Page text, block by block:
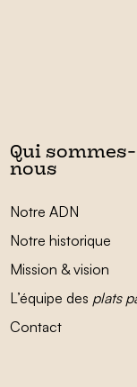
Qui sommes-
nous
Notre ADN
Notre historique
Mission & vision
L’équipe des plats
Contact